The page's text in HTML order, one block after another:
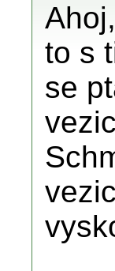
to s
se